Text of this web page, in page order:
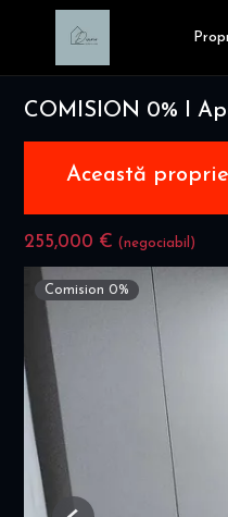
COMISION 0% I
Această
255,000 € (negociabil)
Comision 0%